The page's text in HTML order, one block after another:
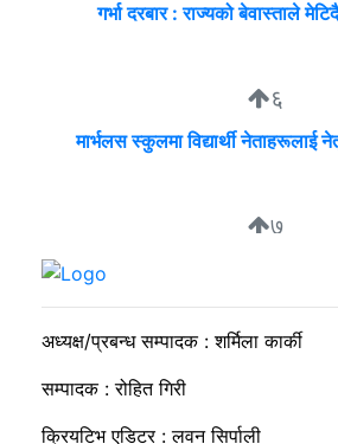
गर्भा दरबार : राज्यको बेवास्ताले
६
मार्भलस स्कुलमा विद्यार्थी नेताहरूलाई
७
सुदीप्ता क्यान्सर सर्भाइभर र्याम्प शो :
अध्यक्ष/प्रबन्ध सम्पादक : शर्मिला कार्की
सम्पादक : रोहित गिरी
क्रियटिभ एडिटर : लवन सिर्पाली